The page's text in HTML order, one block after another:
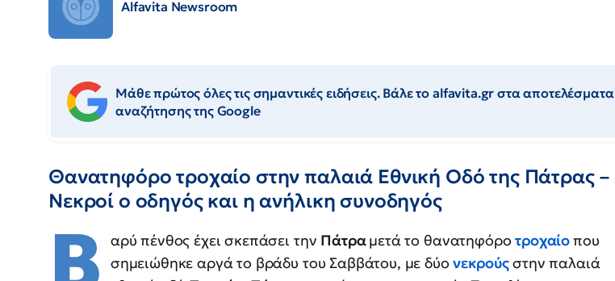
Alfavita Newsroom
Μάθε πρώτος όλες τις σημαντικές ειδήσεις. Βάλε το alfavita.gr στα αποτελέσματα
αναζήτησης της Google
Θανατηφόρο τροχαίο στην παλαιά Εθνική Οδό της Πάτρας –
Νεκροί ο οδηγός και η ανήλικη συνοδηγός
αρύ πένθος έχει σκεπάσει την Πάτραμετά το θανατηφόροτροχαίοπου
σημειώθηκε αργά το βράδυ του Σαββάτου, με δύονεκρούςστην παλαιά